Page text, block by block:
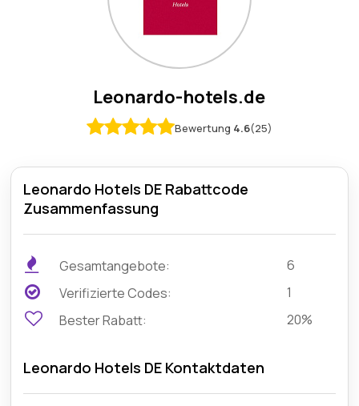
Leonardo-hotels.de
Bewertung 4.6(25)
Leonardo Hotels DE Rabattcode
Zusammenfassung
Gesamtangebote:
6
Verifizierte Codes:
1
Bester Rabatt:
20%
Leonardo Hotels DE Kontaktdaten